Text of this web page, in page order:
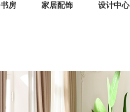
书房 家居配饰 设计中心